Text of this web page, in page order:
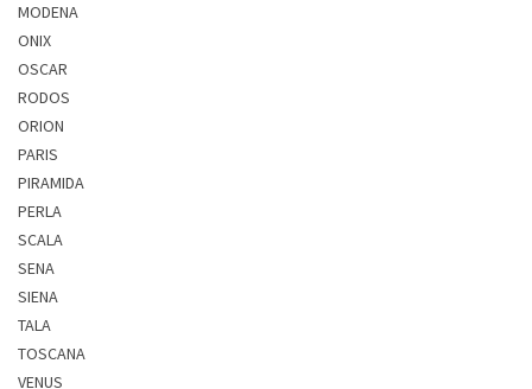
MODENA
ONIX
OSCAR
RODOS
ORION
PARIS
PIRAMIDA
PERLA
SCALA
SENA
SIENA
TALA
TOSCANA
VENUS